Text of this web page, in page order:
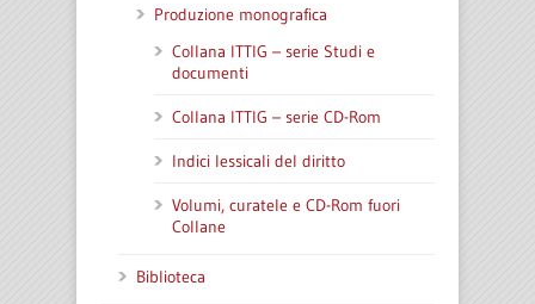
Produzione monografica
Collana ITTIG – serie Studi e
documenti
Collana ITTIG – serie CD-Rom
Indici lessicali del diritto
Volumi, curatele e CD-Rom fuori
Collane
Biblioteca